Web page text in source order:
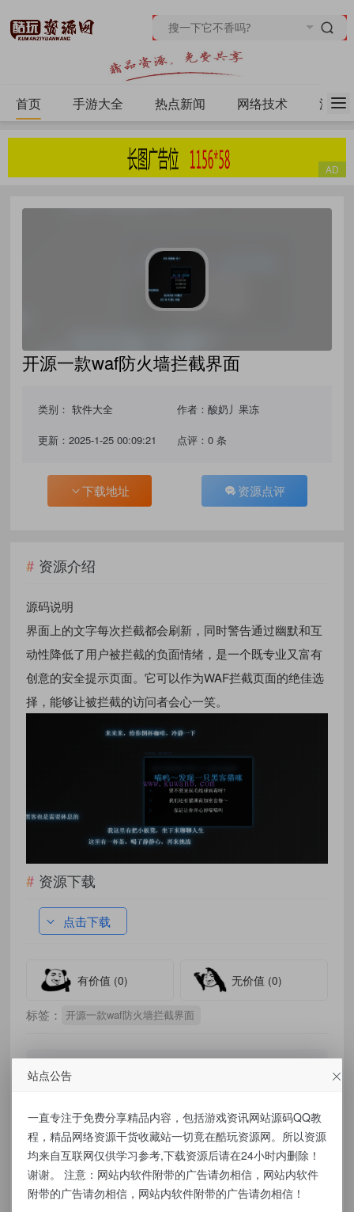
首页 手游大全 热点新闻 网络技术 源码
开源一款waf防火墙拦截界面
类别：软件大全 作者：酸奶丿果冻
更新：2025-1-25 00:09:21 点评：0 条
下载地址 资源点评
资源介绍
源码说明
界面上的文字每次拦截都会刷新，同时警告通过幽默和互
动性降低了用户被拦截的负面情绪，是一个既专业又富有
创意的安全提示页面。它可以作为WAF拦截页面的绝佳选
择，能够让被拦截的访问者会心一笑。
资源下载
点击下载
有价值 (0) 无价值 (0)
标签： 开源一款waf防火墙拦截界面
本站提供的资源，都来自网络，版权争议与本
站无关，所有内容及软件的文章仅限用于学习
和研究目的。不得将上述内容用于商业或者非
法用途，否则，一切后果请用户自负，我们不
站点公告
一直专注于免费分享精品内容，包括游戏资讯网站源码QQ教
程，精品网络资源干货收藏站一切竟在酷玩资源网。所以资源
均来自互联网仅供学习参考,下载资源后请在24小时内删除！
谢谢。 注意：网站内软件附带的广告请勿相信，网站内软件
附带的广告请勿相信，网站内软件附带的广告请勿相信！